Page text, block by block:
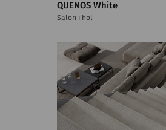
QUENOS White
Salon i hol